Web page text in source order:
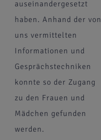
auseinandergesetzt
haben. Anhand der von
uns vermittelten
Informationen und
Gesprächstechniken
konnte so der Zugang
zu den Frauen und
Mädchen gefunden
werden.